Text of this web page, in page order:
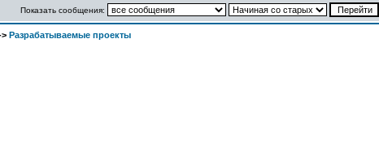
Показать сообщения:
> Разрабатываемые проекты